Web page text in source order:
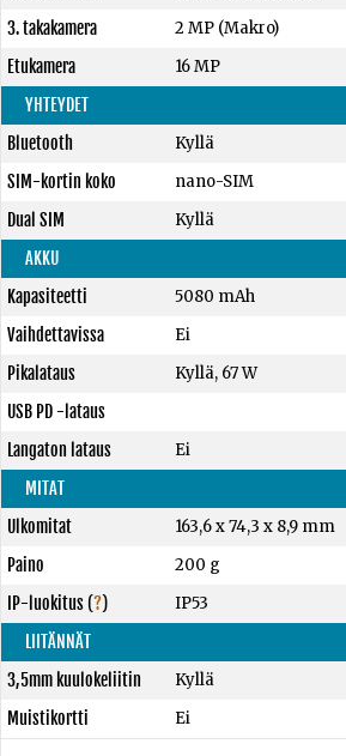
3. takakamera
2 MP (Makro)
Etukamera
16 MP
YHTEYDET
Bluetooth
Kyllä
SIM-kortin koko
nano-SIM
Dual SIM
Kyllä
AKKU
Kapasiteetti
5080 mAh
Vaihdettavissa
Ei
Pikalataus
Kyllä, 67 W
USB PD -lataus
Langaton lataus
Ei
MITAT
Ulkomitat
163,6 x 74,3 x 8,9 mm
Paino
200 g
IP-luokitus(?) IP53
LIITÄNNÄT
3,5mm kuulokeliitin
Kyllä
Muistikortti
Ei